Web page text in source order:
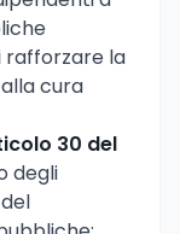
rafforzare la
cura
30 del
degli